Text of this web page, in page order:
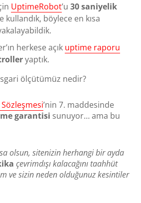
UptimeRobot’u30 saniyelik
kullandık, böylece en kısa
herkese açık uptime raporu
yaptık.
ölçütümüz nedir?
’nin 7. maddesinde
garantisi sunuyor… ama bu
olsun, sitenizin herhangi bir ayda
çevrimdışı kalacağını taahhüt
ve sizin neden olduğunuz kesintiler